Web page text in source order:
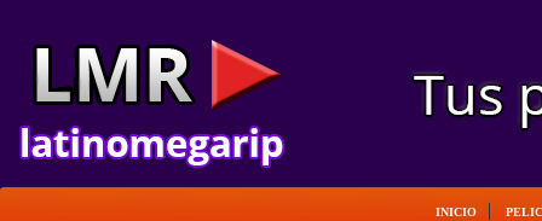
INICIO